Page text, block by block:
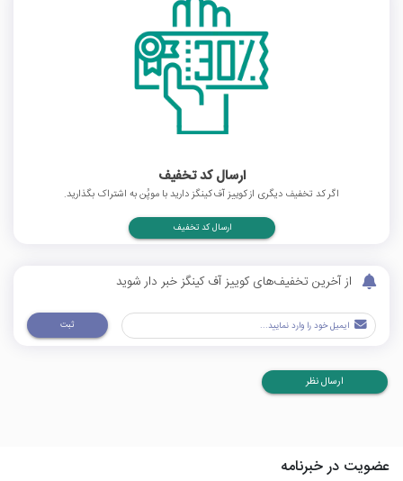
ارسال کد تخفیف
اگر کد تخفیف دیگری از کوییز آف کینگز دارید با موپُن به اشتراک بگذارید.
ارسال کد تخفیف
از آخرین تخفیف‌های کوییز آف کینگز خبر دار شوید
ثبت
ارسال نظر
عضویت در خبرنامه